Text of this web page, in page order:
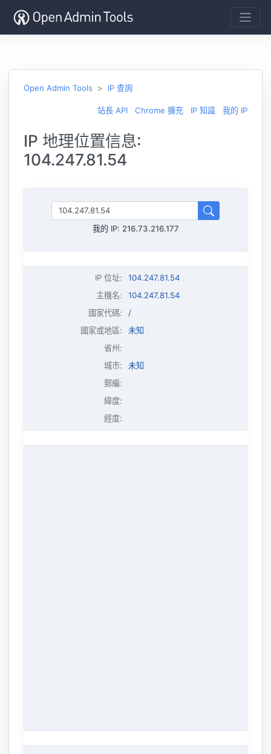
Open Admin Tools IP 查詢
站長 API Chrome 擴充 IP 知識 我的 IP
IP 地理位置信息:
104.247.81.54
我的 IP: 216.73.216.177
IP 位址:
104.247.81.54
主機名:
104.247.81.54
國家代碼:
/
國家或地區:
未知
省州:
城市:
未知
郵編:
緯度:
經度: